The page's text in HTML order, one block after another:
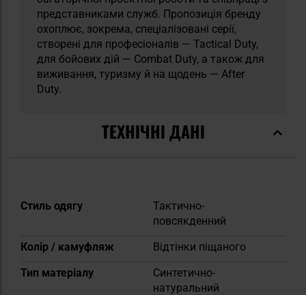
представниками служб. Пропозиція бренду
охоплює, зокрема, спеціалізовані серії,
створені для професіоналів — Tactical Duty,
для бойових дій — Combat Duty, а також для
виживання, туризму й на щодень — After
Duty.
ТЕХНІЧНІ ДАНІ
Докладніше
Стиль одягу
Тактично-
повсякденний
Колір / камуфляж
Відтінки піщаного
Тип матеріалу
Синтетично-
натуральний